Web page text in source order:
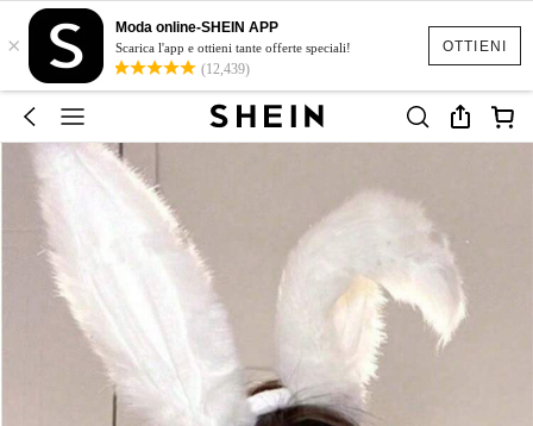
OTTIENI
×
Moda online-SHEIN APP
Scarica l'app e ottieni tante offerte speciali!
(12,439)